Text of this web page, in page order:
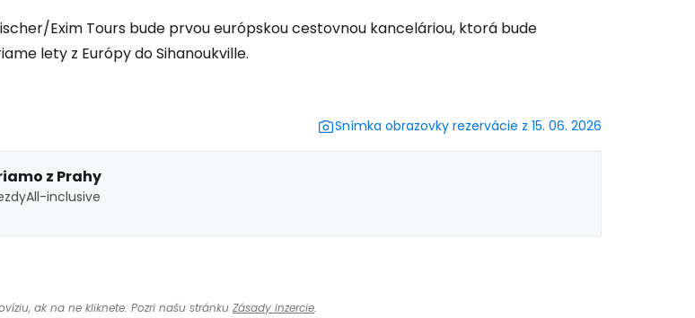
Exim Tours bude prvou európskou cestovnou kanceláriou, ktorá bude
lety z Európy do Sihanoukville.
Snímka obrazovky rezervácie z 15. 06. 2026
z Prahy
All-inclusive
ak na ne kliknete. Pozri našu stránku Zásady inzercie.